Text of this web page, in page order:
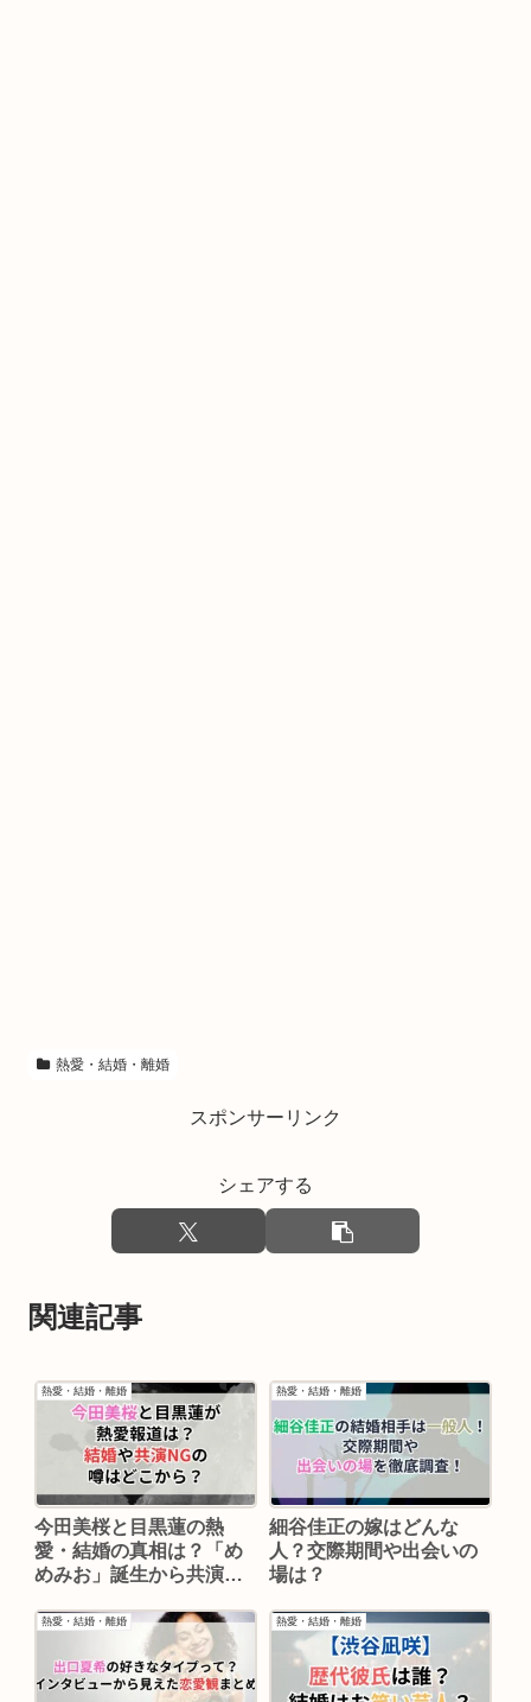
熱愛・結婚・離婚
スポンサーリンク
シェアする
関連記事
熱愛・結婚・離婚
今田美桜と目黒蓮の熱
愛・結婚の真相は？「め
めみお」誕生から共演
め【2026年最新】
熱愛・結婚・離婚
細谷佳正の嫁はどんな
人？交際期間や出会いの
場は？
熱愛・結婚・離婚 熱愛・結婚・離婚